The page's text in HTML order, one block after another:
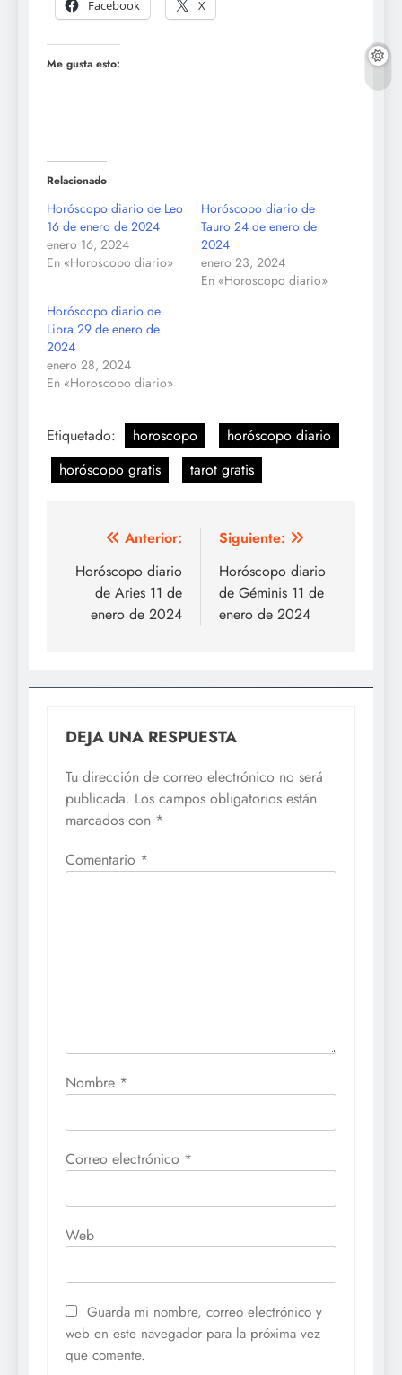
Facebook X
Me gusta esto:
Relacionado
Horóscopo diario de Leo
16 de enero de 2024
enero 16, 2024
En «Horoscopo diario»
Horóscopo diario de
Tauro 24 de enero de
2024
enero 23, 2024
En «Horoscopo diario»
Horóscopo diario de
Libra 29 de enero de
2024
enero 28, 2024
En «Horoscopo diario»
Etiquetado: horoscopo
horóscopo diario
horóscopo gratis
tarot gratis
Navegación
de
entradas
Anterior:
Horóscopo diario
de Aries 11 de
enero de 2024
Siguiente:
Horóscopo diario
de Géminis 11 de
enero de 2024
DEJA UNA RESPUESTA
Tu dirección de correo electrónico no será
publicada. Los campos obligatorios están
marcados con *
Comentario *
Nombre *
Correo electrónico *
Web
Guarda mi nombre, correo electrónico y
web en este navegador para la próxima vez
que comente.